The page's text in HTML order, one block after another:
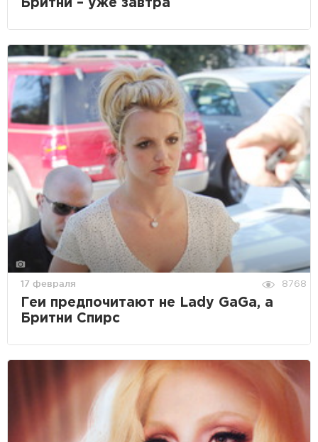
Бритни – уже завтра
17 февраля 8768
Геи предпочитают не Lady GaGa, а
Бритни Спирс